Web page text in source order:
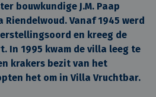
bouwkundige J.M. Paap
Riendelwoud. Vanaf 1945 werd
en kreeg de
In 1995 kwam de villa leeg te
krakers bezit van het
het om in Villa Vruchtbar.